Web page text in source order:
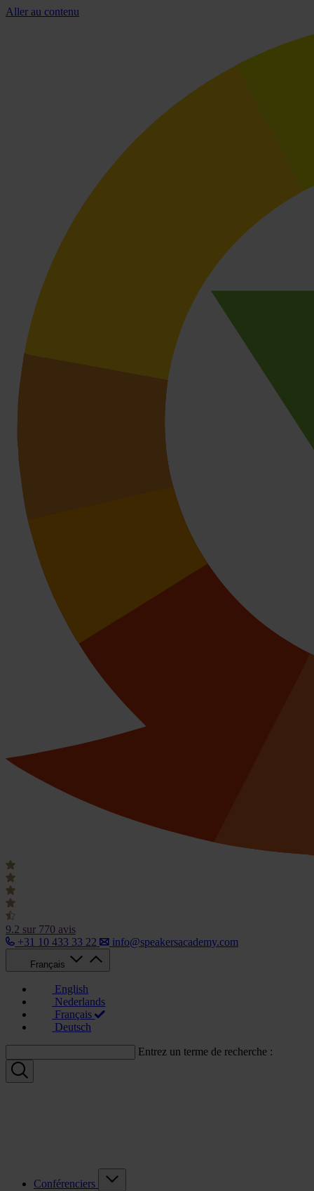
Aller au contenu
9.2 sur 770 avis
+31 10 433 33 22
info@speakersacademy.com
Français
English
Nederlands
Français
Deutsch
Entrez un terme de recherche :
Conférenciers